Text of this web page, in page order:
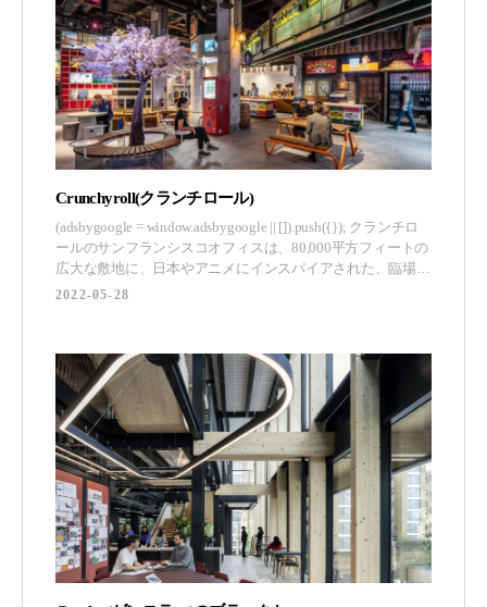
Crunchyroll(クランチロール)
(adsbygoogle = window.adsbygoogle || []).push({}); クランチロ
ールのサンフランシスコオフィスは、80,000平方フィートの
広大な敷地に、日本やアニメにインスパイアされた、臨場感
あふれる空間が広がっています。Muse & Co.は、日本の伝統
2022-05-28